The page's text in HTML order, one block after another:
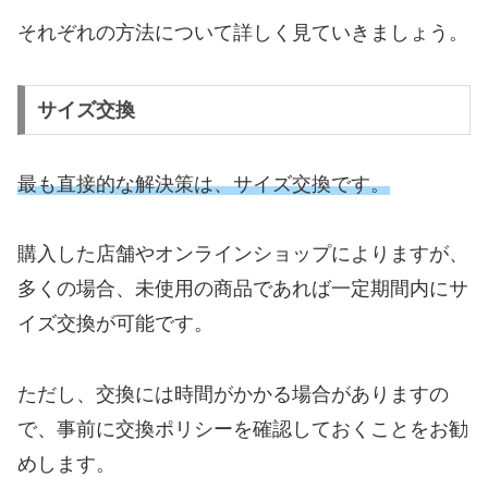
それぞれの方法について詳しく見ていきましょう。
サイズ交換
最も直接的な解決策は、サイズ交換です。
購入した店舗やオンラインショップによりますが、
多くの場合、未使用の商品であれば一定期間内にサ
イズ交換が可能です。
ただし、交換には時間がかかる場合がありますの
で、事前に交換ポリシーを確認しておくことをお勧
めします。